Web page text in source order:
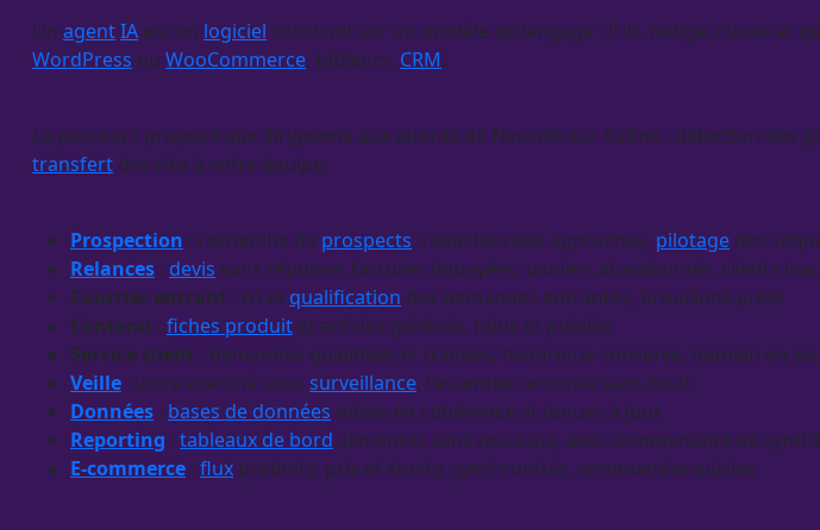
Un agentIA est un logiciel construit sur un modèle de langage : il lit, rédige, classe et
WordPress ou WooCommerce, tableurs, CRM.
Le parcours proposé aux dirigeants aux abords de Neuville-sur-Saône : détection des
transfert des clés à votre équipe.
Prospection : recherche de prospects, rédaction des approches, pilotage des
Relances : devis sans réponse, factures impayées, paniers abandonnés, clients
Courrier entrant : tri et qualification des demandes entrantes, brouillons prêts
Contenu : fiches produit et articles générés, relus et publiés
Service client : demandes qualifiées et traitées, historique conservé, humain en
Veille : votre marché sous surveillance, l’essentiel remonté sans bruit
Données : bases de données mises en cohérence et tenues à jour
Reporting : tableaux de bord alimentés sans ressaisie, avec commentaire de
E-commerce : flux produits, prix et stocks synchronisés, commandes suivies